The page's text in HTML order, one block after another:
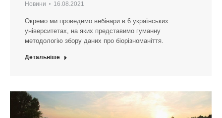
Новини 16.08.2021
Окремо ми проведемо вебінари в 6 українських
університетах, на яких представимо гуманну
методологію збору даних про біорізноманіття.
Детальніше